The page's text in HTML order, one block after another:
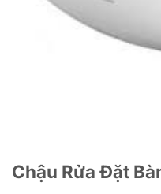
Chậu Rửa Đặt